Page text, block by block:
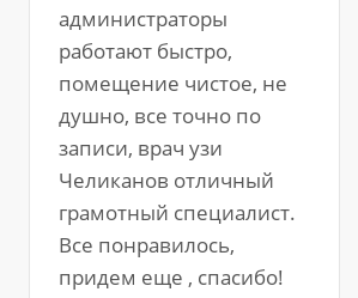
администраторы
работают быстро,
помещение чистое, не
душно, все точно по
записи, врач узи
Челиканов отличный
грамотный специалист.
Все понравилось,
придем еще , спасибо!